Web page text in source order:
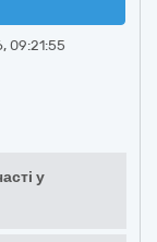
09:21:55
у